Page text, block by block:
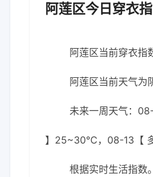
阿莲区今日穿衣
阿莲区当前穿衣指
阿莲区当前天气
未来一周天气：
】25~30℃，08-13【
根据实时生活指数